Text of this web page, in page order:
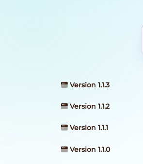
Version 1.1.3
Version 1.1.2
Version 1.1.1
Version 1.1.0